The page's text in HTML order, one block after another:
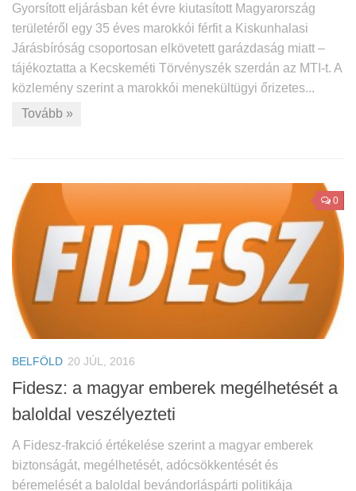
Gyorsított eljárásban két évre kiutasított Magyarország
területéről egy 35 éves marokkói férfit a Kiskunhalasi
Járásbíróság csoportosan elkövetett garázdaság miatt –
tájékoztatta a Kecskeméti Törvényszék szerdán az MTI-t. A
közlemény szerint a marokkói menekültügyi őrizetes...
Tovább »
0
BELFÖLD 20 JÚL, 2016
Fidesz: a magyar emberek megélhetését a
baloldal veszélyezteti
A Fidesz-frakció értékelése szerint a magyar emberek
biztonságát, megélhetését, adócsökkentését és
béremelését a baloldal bevándorláspárti politikája